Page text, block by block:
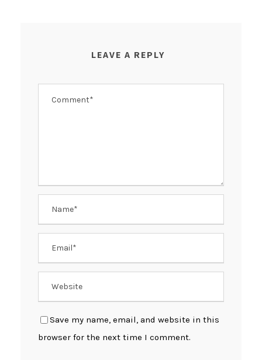
LEAVE A REPLY
Save my name, email, and website in this
browser for the next time I comment.